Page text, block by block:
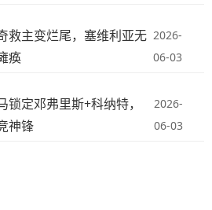
救主变烂尾，塞维利亚无
痪
2026-
06-03
定邓弗里斯+科纳特，
神锋
2026-
06-03